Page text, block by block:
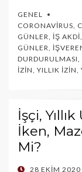
GENEL
CORONAVIRUS
GÜNLER
İŞ AKDI
GÜNLER
DURDURULMASI
İZIN YILLIK İZIN
İşçi,
İken,
Mi?
POSTED
28 EKIM 2020